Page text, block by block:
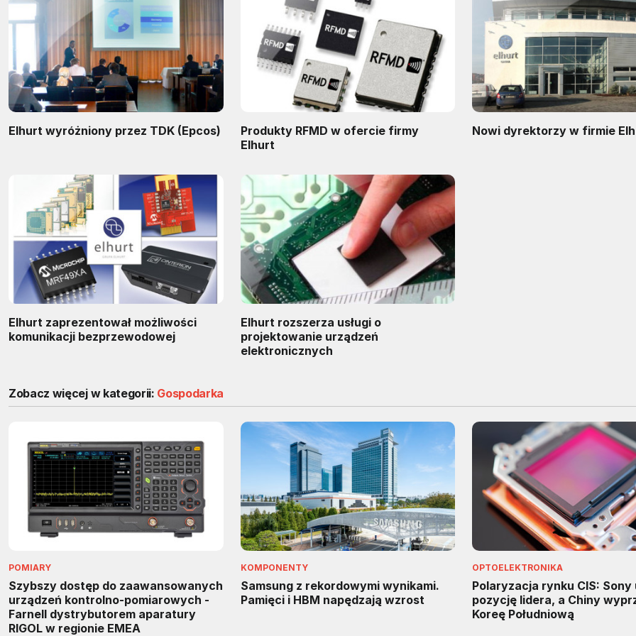
Elhurt wyróżniony przez TDK (Epcos)
Produkty RFMD w ofercie firmy
Elhurt
Nowi dyrektorzy w firmie
Elhurt zaprezentował możliwości
komunikacji bezprzewodowej
Elhurt rozszerza usługi o
projektowanie urządzeń
elektronicznych
Zobacz więcej w kategorii: Gospodarka
POMIARY
Szybszy dostęp do zaawansowanych
urządzeń kontrolno-pomiarowych -
Farnell dystrybutorem aparatury
RIGOL w regionie EMEA
KOMPONENTY
Samsung z rekordowymi wynikami.
Pamięci i HBM napędzają wzrost
OPTOELEKTRONIKA
Polaryzacja rynku CIS: Sony
pozycję lidera, a Chiny
Koreę Południową